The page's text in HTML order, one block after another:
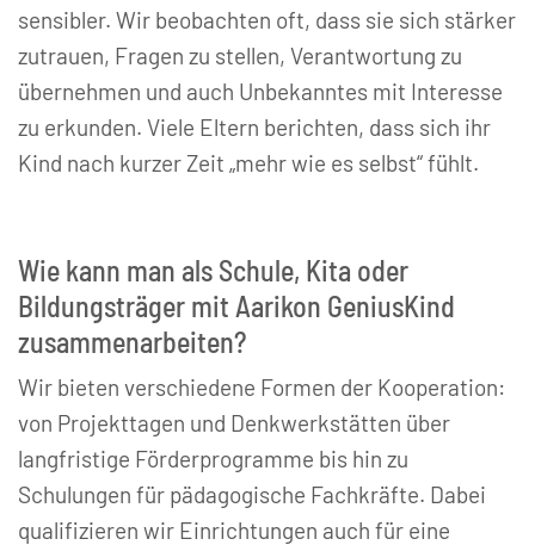
sensibler. Wir beobachten oft, dass sie sich stärker
zutrauen, Fragen zu stellen, Verantwortung zu
übernehmen und auch Unbekanntes mit Interesse
zu erkunden. Viele Eltern berichten, dass sich ihr
Kind nach kurzer Zeit „mehr wie es selbst“ fühlt.
Wie kann man als Schule, Kita oder
Bildungsträger mit Aarikon GeniusKind
zusammenarbeiten?
Wir bieten verschiedene Formen der Kooperation:
von Projekttagen und Denkwerkstätten über
langfristige Förderprogramme bis hin zu
Schulungen für pädagogische Fachkräfte. Dabei
qualifizieren wir Einrichtungen auch für eine